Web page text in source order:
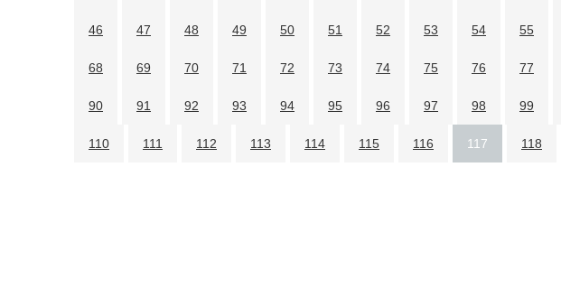
46 47 48 49 50 51 52 53 54 55
68 69 70 71 72 73 74 75 76 77
90 91 92 93 94 95 96 97 98 99
110 111 112 113 114 115 116 117 118